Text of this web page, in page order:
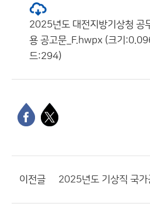
2025년도 대전지방기상청 공
용 공고문_F.hwpx (크기
드:294)
이전글